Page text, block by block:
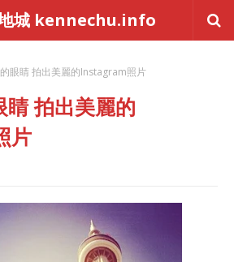
城 kennechu.info
眼睛 拍出美麗的Instagram照片
睛 拍出美麗的
片